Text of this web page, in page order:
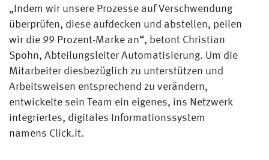
„Indem wir unsere Prozesse auf Verschwendung
überprüfen, diese aufdecken und abstellen, peilen
wir die 99 Prozent-Marke an“, betont Christian
Spohn, Abteilungsleiter Automatisierung. Um die
Mitarbeiter diesbezüglich zu unterstützen und
Arbeitsweisen entsprechend zu verändern,
entwickelte sein Team ein eigenes, ins Netzwerk
integriertes, digitales Informationssystem
namens Click.it.